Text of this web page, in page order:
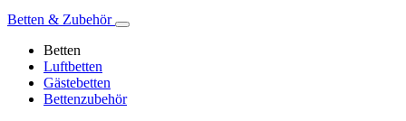
Betten & Zubehör
Betten
Luftbetten
Gästebetten
Bettenzubehör